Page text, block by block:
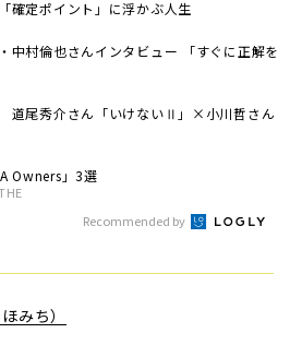
定ポイント」に浮かぶ人生
中村倫也さんインタビュー 「すぐに正解を
道尾秀介さん「いけないⅡ」×小川哲さん
Owners」3選
Recommended by
みち）